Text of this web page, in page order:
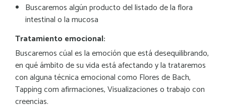
Buscaremos algún producto del listado de la flora
intestinal o la mucosa
Tratamiento emocional:
Buscaremos cúal es la emoción que está desequilibrando,
en qué ámbito de su vida está afectando y la trataremos
con alguna técnica emocional como Flores de Bach,
Tapping com afirmaciones, Visualizaciones o trabajo con
creencias.